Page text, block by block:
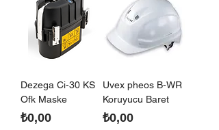
Dezega Ci-30 KS
Ofk Maske
Fiyat
₺0,00
Uvex pheos B-WR
Koruyucu Baret
Fiyat
₺0,00